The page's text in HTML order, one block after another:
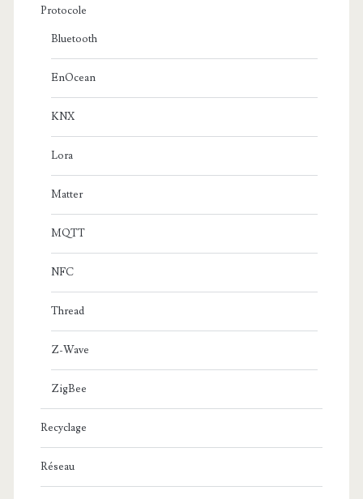
Protocole
Bluetooth
EnOcean
KNX
Lora
Matter
MQTT
NFC
Thread
Z-Wave
ZigBee
Recyclage
Réseau